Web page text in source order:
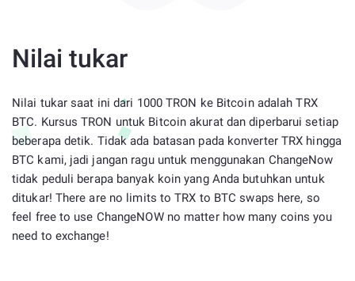
Nilai tukar
Nilai tukar saat ini dari 1000 TRON ke Bitcoin adalah TRX
BTC. Kursus TRON untuk Bitcoin akurat dan diperbarui setiap
beberapa detik. Tidak ada batasan pada konverter TRX hingga
BTC kami, jadi jangan ragu untuk menggunakan ChangeNow
tidak peduli berapa banyak koin yang Anda butuhkan untuk
ditukar! There are no limits to TRX to BTC swaps here, so
feel free to use ChangeNOW no matter how many coins you
need to exchange!